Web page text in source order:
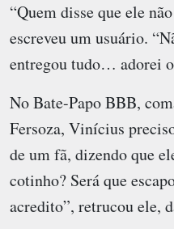
“Quem disse que ele
escreveu um usuário.
entregou tudo… adorei
No Bate-Papo BBB,
Fersoza, Vinícius
de um fã, dizendo que
cotinho? Será que
acredito”, retrucou ele,